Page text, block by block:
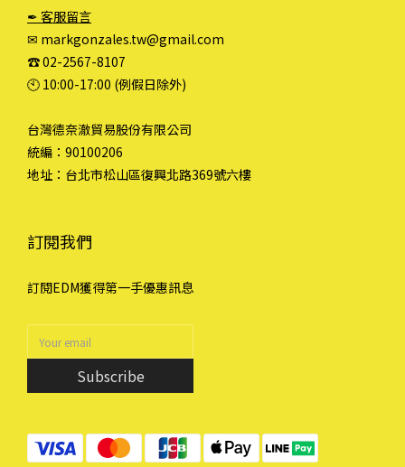
✒ 客服留言
✉ markgonzales.tw@gmail.com
☎︎ 02-2567-8107
🕙︎ 10:00-17:00 (例假日除外)
台灣德奈澈貿易股份有限公司
統編：90100206
地址：台北市松山區復興北路369號六樓
訂閱我們
訂閱EDM獲得第一手優惠訊息
Subscribe